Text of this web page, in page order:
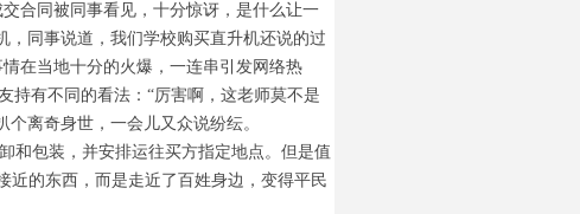
合同被同事看见，十分惊讶，是什么让一
，同事说道，我们学校购买直升机还说的过
在当地十分的火爆，一连串引发网络热
持有不同的看法：“厉害啊，这老师莫不是
离奇身世，一会儿又众说纷纭。
和包装，并安排运往买方指定地点。但是值
近的东西，而是走近了百姓身边，变得平民